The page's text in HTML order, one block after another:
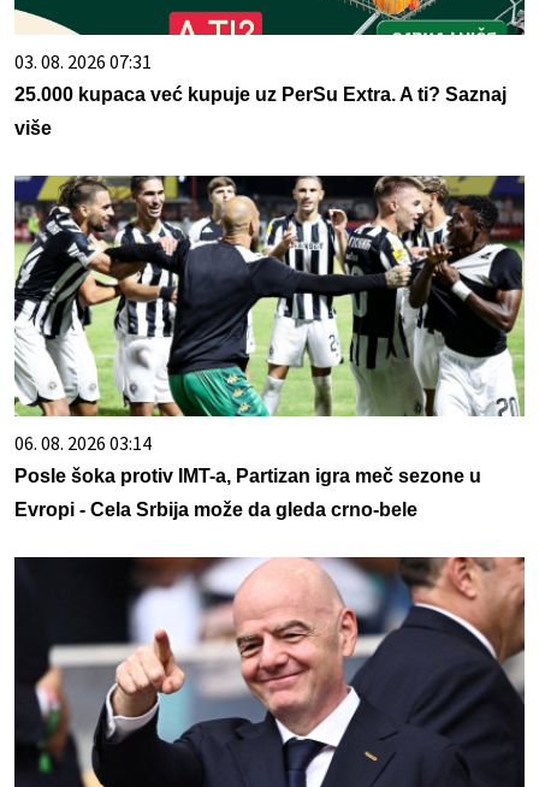
03. 08. 2026 07:31
25.000 kupaca već kupuje uz PerSu Extra. A ti? Saznaj
više
06. 08. 2026 03:14
Posle šoka protiv IMT-a, Partizan igra meč sezone u
Evropi - Cela Srbija može da gleda crno-bele